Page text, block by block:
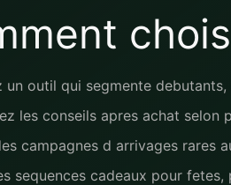
un outil qui segmente
les conseils apres achat selon
campagnes d arrivages rares
sequences cadeaux pour